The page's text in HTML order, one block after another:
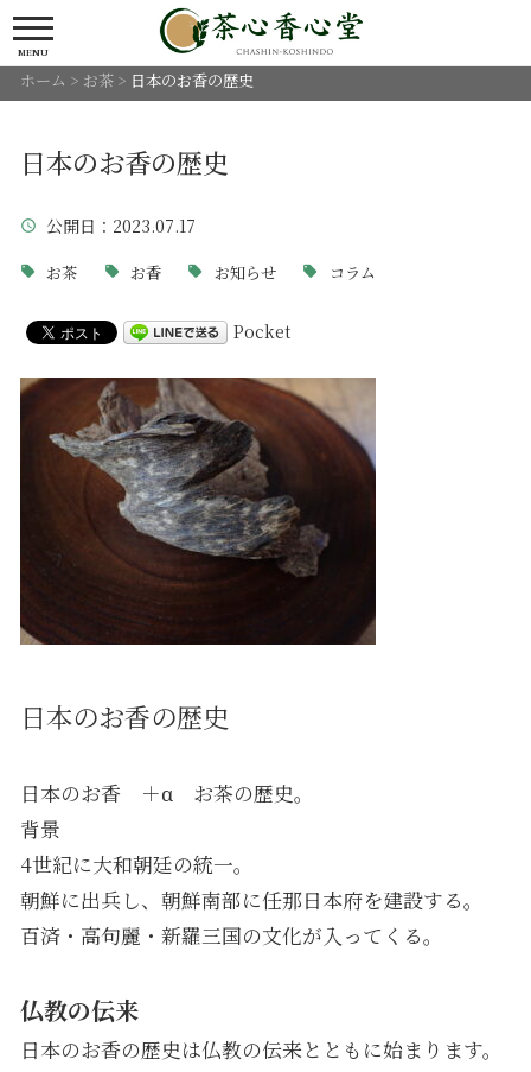
MENU
ホーム > お茶> 日本のお香の歴史
日本のお香の歴史
公開日 ：2023.07.17
お茶 お香 お知らせ コラム
Pocket
日本のお香の歴史
日本のお香 ＋α お茶の歴史。
背景
4世紀に大和朝廷の統一。
朝鮮に出兵し、朝鮮南部に任那日本府を建設する。
百済・高句麗・新羅三国の文化が入ってくる。
仏教の伝来
日本のお香の歴史は仏教の伝来とともに始まります。